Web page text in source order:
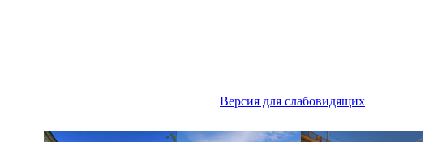
Версия для слабовидящих